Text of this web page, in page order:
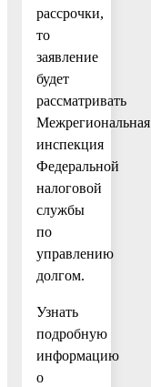
рассрочки,
то
заявление
будет
рассматривать
Межрегиональная
инспекция
Федеральной
налоговой
службы
по
управлению
долгом.
Узнать
подробную
информацию
о